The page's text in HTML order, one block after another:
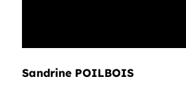
Sandrine POILBOIS